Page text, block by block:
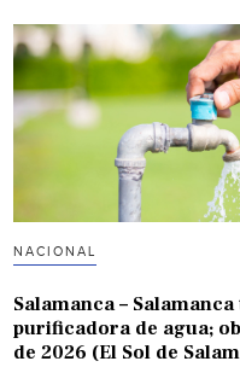
NACIONAL
Salamanca –
purificadora de agua;
de 2026 (El Sol de